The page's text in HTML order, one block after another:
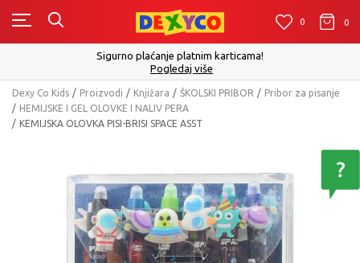
0 0
Sigurno plaćanje platnim karticama!
Pogledaj više
Dexy Co Kids Proizvodi Knjižara ŠKOLSKI PRIBOR
Pribor za pisanje
HEMIJSKE I GEL OLOVKE I NALIV PERA
KEMIJSKA OLOVKA PISI-BRISI SPACE ASST